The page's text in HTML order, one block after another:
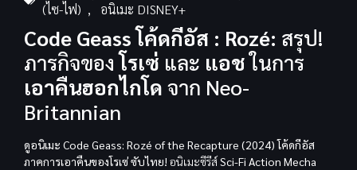
(ไซ-ไฟ) , อนิเมะ DISNEY+
Code Geass โค้ดกีอัส : Rozé: สรุป!
ภารกิจของโรเซ่ และ แอชในการ
เอาคืนฮอกไกโด จาก Neo-
Britannian
ดูอนิเมะ Code Geass: Rozé of the Recapture (2024) โค้ดกีอัส
ภาคการเอาคืนของโรเซ่ ซับไทย! อนิเมะซีรีส์Sci-Fi Action Mecha